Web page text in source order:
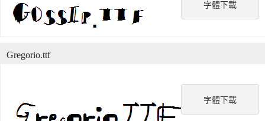
字體下載
字體下載
Gregorio.ttf